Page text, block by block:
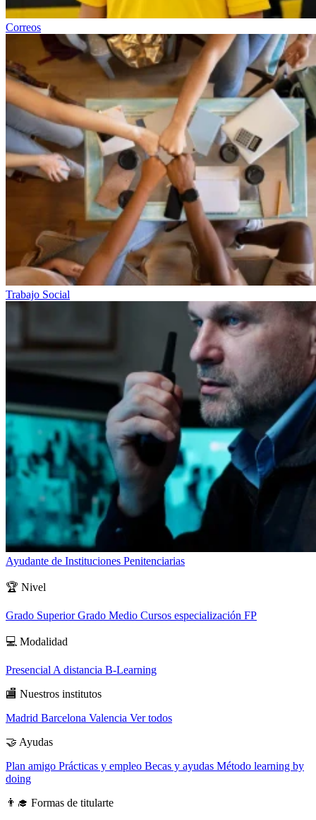
Correos
Trabajo Social
Ayudante de Instituciones Penitenciarias
🏆 Nivel
Grado SuperiorGrado Medio Cursos especialización FP
💻 Modalidad
Presencial A distancia B-Learning
🏬 Nuestros institutos
Madrid Barcelona Valencia Ver todos
🤝 Ayudas
Plan amigo Prácticas y empleo Becas y ayudas Método learning by
doing
👨‍🎓 Formas de titularte